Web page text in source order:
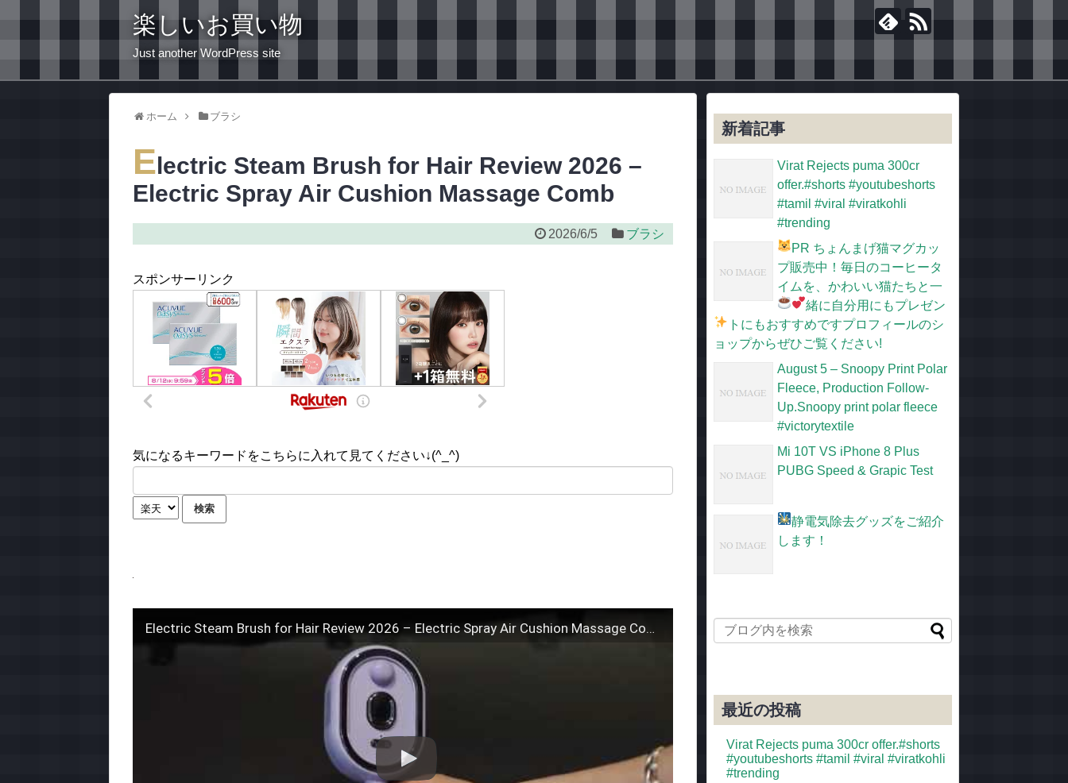
楽しいお買い物
Just another WordPress site
ホーム ブラシ
Electric Steam Brush for Hair Review 2026 –
Electric Spray Air Cushion Massage Comb
2026/6/5 ブラシ
スポンサーリンク
気になるキーワードをこちらに入れて見てください↓(^_^)
Electric Steam Brush for Hair Review 2026 – Electric Spray Air Cushion Massage Comb
新着記事
Virat Rejects puma 300cr
offer.#shorts #youtubeshorts
#tamil #viral #viratkohli
#trending
PR ちょんまげ猫マグカッ
プ販売中！毎日のコーヒータ
イムを、かわいい猫たちと一
緒に 自分用にもプレゼン
トにもおすすめですプロフィールのシ
ョップからぜひご覧ください!
August 5 – Snoopy Print Polar
Fleece, Production Follow-
Up.Snoopy print polar fleece
#victorytextile
Mi 10T VS iPhone 8 Plus
PUBG Speed & Grapic Test
静電気除去グッズをご紹介
します！
最近の投稿
Virat Rejects puma 300cr offer.#shorts
#youtubeshorts #tamil #viral #viratkohli
#trending